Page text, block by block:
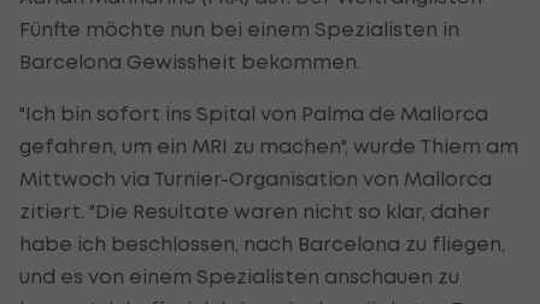
Fünfte möchte nun bei einem Spezialisten in
Barcelona Gewissheit bekommen.
"Ich bin sofort ins Spital von Palma de Mallorca
gefahren, um ein MRI zu machen", wurde Thiem am
Mittwoch via Turnier-Organisation von Mallorca
zitiert. "Die Resultate waren nicht so klar, daher
habe ich beschlossen, nach Barcelona zu fliegen,
und es von einem Spezialisten anschauen zu